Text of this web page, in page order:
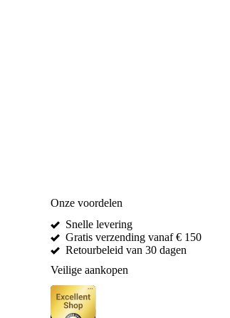
Onze voordelen
Snelle levering
Gratis verzending vanaf € 150
Retourbeleid van 30 dagen
Veilige aankopen